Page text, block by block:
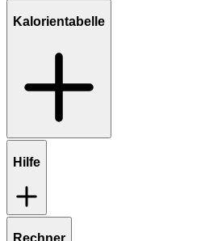
Kalorientabelle
Hilfe